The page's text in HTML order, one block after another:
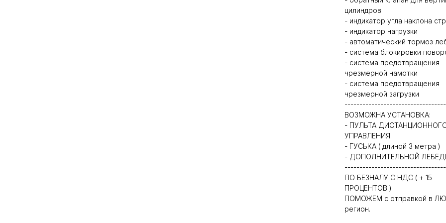
цилиндров
- индикатор угла наклона
- индикатор нагрузки
- автоматический тормоз
- система блокировки
- система предотвращения
чрезмерной намотки
- система предотвращения
чрезмерной загрузки
ВОЗМОЖНА УСТАНОВКА:
- ПУЛЬТА
УПРАВЛЕНИЯ
- ГУСЬКА ( длиной 3 метра )
- ДОПОЛНИТЕЛЬНОЙ
ПО БЕЗНАЛУ С НДС ( + 15
ПРОЦЕНТОВ )
ПОМОЖЕМ с отправкой в
регион.